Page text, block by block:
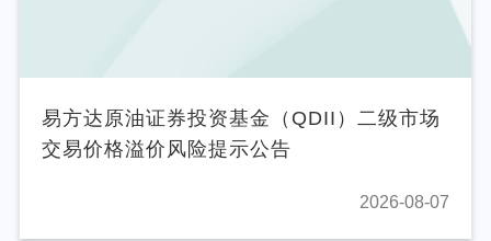
易方达原油证券投资基金（QDII）二级市场
交易价格溢价风险提示公告
2026-08-07